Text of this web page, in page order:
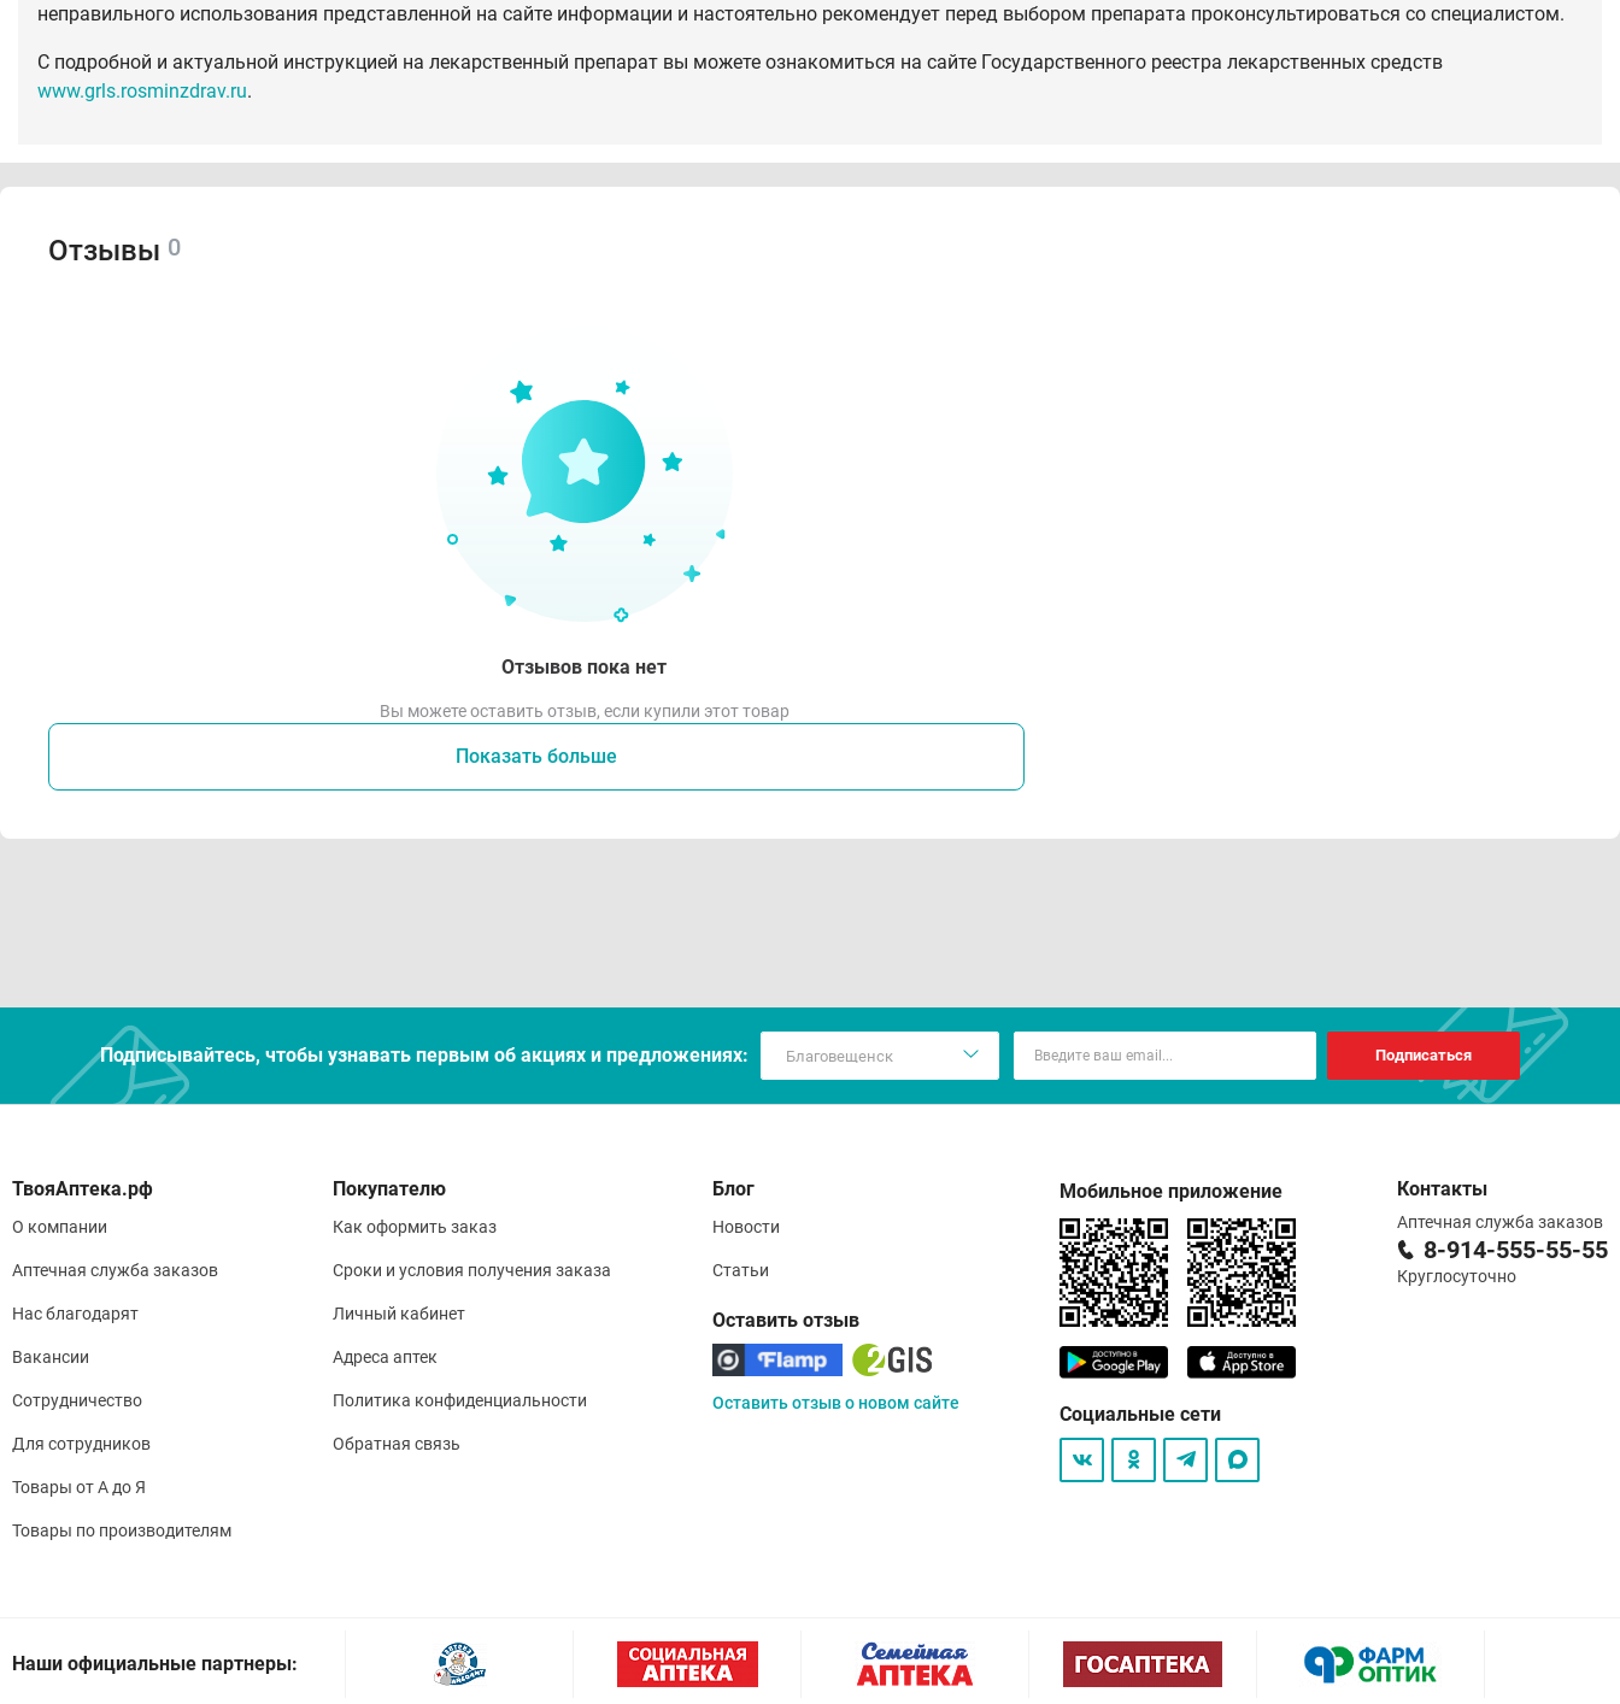
неправильного использования представленной на сайте информации и настоятельно рекомендует перед выбором препарата проконсультироваться со специалистом.
С подробной и актуальной инструкцией на лекарственный препарат вы можете ознакомиться на сайте Государственного реестра лекарственных средств
www.grls.rosminzdrav.ru.
Отзывы 0
Отзывов пока нет
Вы можете оставить отзыв, если купили этот товар
Показать больше
Подписывайтесь, чтобы узнавать первым об акцияx и предложениях: Подписаться
О компании
Аптечная служба заказов
Нас благодарят
Вакансии
Сотрудничество
Для сотрудников
Товары от А до Я
Товары по производителям
Покупателю
Как оформить заказ
Сроки и условия получения заказа
Личный кабинет
Адреса аптек
Политика конфиденциальности
Обратная связь
Блог
Новости
Статьи
Оставить отзыв
Оставить отзыв о новом сайте
Мобильное приложение
Социальные сети
Контакты
Аптечная служба заказов
8-914-555-55-55
Круглосуточно
Наши официальные партнеры: